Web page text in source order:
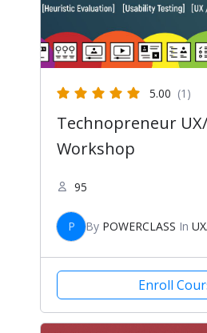
5.00 (1)
Technopreneur
Workshop
95
P By POWERCLASS In
Enroll